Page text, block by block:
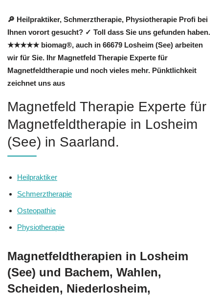
🔎 Heilpraktiker, Schmerztherapie, Physiotherapie Profi bei
Ihnen vorort gesucht? ✓ Toll dass Sie uns gefunden haben.
★★★★★ biomag®, auch in 66679 Losheim (See) arbeiten
wir für Sie. Ihr Magnetfeld Therapie Experte für
Magnetfeldtherapie und noch vieles mehr. Pünktlichkeit
zeichnet uns aus
Magnetfeld Therapie Experte für
Magnetfeldtherapie in Losheim
(See) in Saarland.
Heilpraktiker
Schmerztherapie
Osteopathie
Physiotherapie
Magnetfeldtherapien in Losheim
(See) und Bachem, Wahlen,
Scheiden, Niederlosheim,